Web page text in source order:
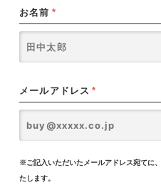
お名前 *
メールアドレス *
※ご記入いただいたメールアドレス宛てに
たします。